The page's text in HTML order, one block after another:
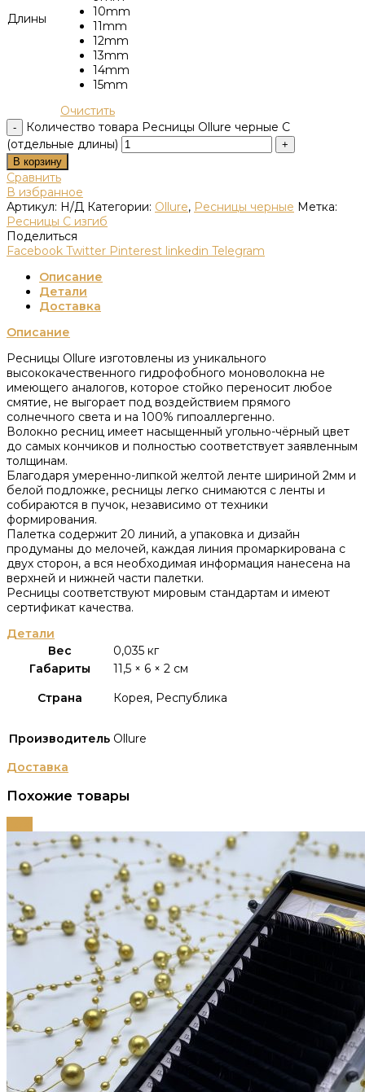
Длины
10mm
11mm
12mm
13mm
14mm
15mm
Очистить
Количество товара Ресницы Ollure черные C
(отдельные длины)
В корзину
Сравнить
В избранное
Артикул: Н/Д Категории: Ollure, Ресницы черные Метка:
Ресницы C изгиб
Поделиться
Facebook Twitter Pinterest linkedin Telegram
Описание
Детали
Доставка
Описание
Ресницы Ollure изготовлены из уникального
высококачественного гидрофобного моноволокна не
имеющего аналогов, которое стойко переносит любое
смятие, не выгорает под воздействием прямого
солнечного света и на 100% гипоаллергенно.
Волокно ресниц имеет насыщенный угольно-чёрный цвет
до самых кончиков и полностью соответствует заявленным
толщинам.
Благодаря умеренно-липкой желтой ленте шириной 2мм и
белой подложке, ресницы легко снимаются с ленты и
собираются в пучок, независимо от техники
формирования.
Палетка содержит 20 линий, а упаковка и дизайн
продуманы до мелочей, каждая линия промаркирована с
двух сторон, а вся необходимая информация нанесена на
верхней и нижней части палетки.
Ресницы соответствуют мировым стандартам и имеют
сертификат качества.
Детали
Вес
0,035 кг
Габариты
11,5 × 6 × 2 см
Страна
Корея, Республика
Производитель Ollure
Доставка
Похожие товары